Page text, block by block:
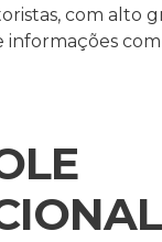
com alto